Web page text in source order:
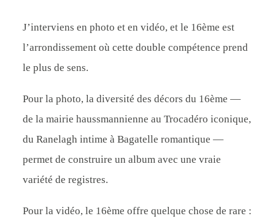
J’interviens en photo et en vidéo, et le 16ème est
l’arrondissement où cette double compétence prend
le plus de sens.
Pour la photo, la diversité des décors du 16ème —
de la mairie haussmannienne au Trocadéro iconique,
du Ranelagh intime à Bagatelle romantique —
permet de construire un album avec une vraie
variété de registres.
Pour la vidéo, le 16ème offre quelque chose de rare :